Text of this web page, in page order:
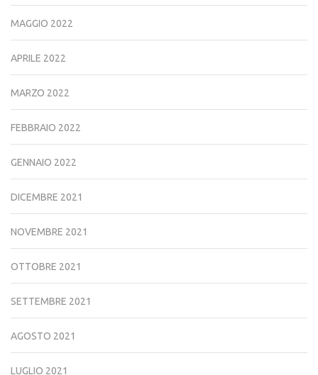
MAGGIO 2022
APRILE 2022
MARZO 2022
FEBBRAIO 2022
GENNAIO 2022
DICEMBRE 2021
NOVEMBRE 2021
OTTOBRE 2021
SETTEMBRE 2021
AGOSTO 2021
LUGLIO 2021